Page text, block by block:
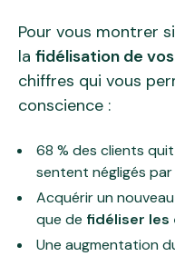
Pour vous montrer
la fidélisation de
chiffres qui vous
conscience :
68 % des clients
sentent négligés
Acquérir un
que de fidéliser les
Une augmentation